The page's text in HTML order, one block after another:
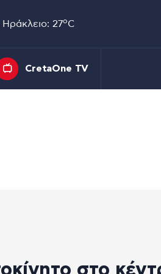
Ηράκλειο: 27oC
CretaOne TV
στο